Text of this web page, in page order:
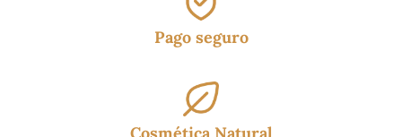
Pago seguro